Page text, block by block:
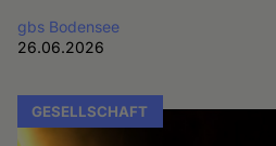
gbs Bodensee
26.06.2026
GESELLSCHAFT